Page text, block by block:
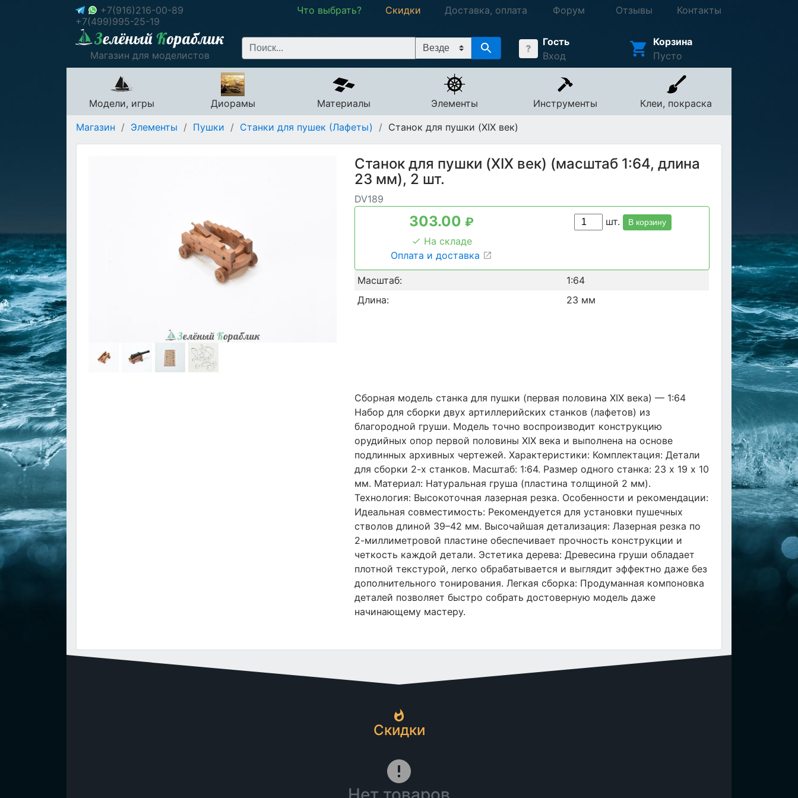
+7(916)216-00-89
+7(499)995-25-19
Что выбрать? Скидки Доставка, оплата Форум Отзывы Контакты
Магазин для моделистов
Гость
Вход
Корзина
Пусто
Модели, игры Диорамы Материалы Элементы Инструменты
Клеи, покраска
Магазин / Элементы / Пушки / Станки для пушек (Лафеты) / Станок для пушки (XIX век)
Станок для пушки (XIX век) (масштаб 1:64, длина
23 мм), 2 шт.
DV189
303.00 ₽
На складе
Оплата и доставка
шт. В корзину
Масштаб:
1:64
Длина:
23 мм
Сборная модель станка для пушки (первая половина XIX века) — 1:64
Набор для сборки двух артиллерийских станков (лафетов) из
благородной груши. Модель точно воспроизводит конструкцию
орудийных опор первой половины XIX века и выполнена на основе
подлинных архивных чертежей. Характеристики: Комплектация: Детали
для сборки 2-х станков. Масштаб: 1:64. Размер одного станка: 23 х 19 х 10
мм. Материал: Натуральная груша (пластина толщиной 2 мм).
Технология: Высокоточная лазерная резка. Особенности и рекомендации:
Идеальная совместимость: Рекомендуется для установки пушечных
стволов длиной 39–42 мм. Высочайшая детализация: Лазерная резка по
2-миллиметровой пластине обеспечивает прочность конструкции и
четкость каждой детали. Эстетика дерева: Древесина груши обладает
плотной текстурой, легко обрабатывается и выглядит эффектно даже без
дополнительного тонирования. Легкая сборка: Продуманная компоновка
деталей позволяет быстро собрать достоверную модель даже
начинающему мастеру.
Скидки